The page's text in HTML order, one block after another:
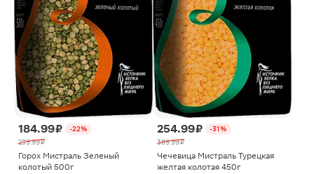
184.99 ₽
-22%
239.99 ₽
Горох Мистраль Зеленый
колотый 500г
254.99 ₽
-31%
369.99 ₽
Чечевица Мистраль Турецкая
желтая колотая 450г